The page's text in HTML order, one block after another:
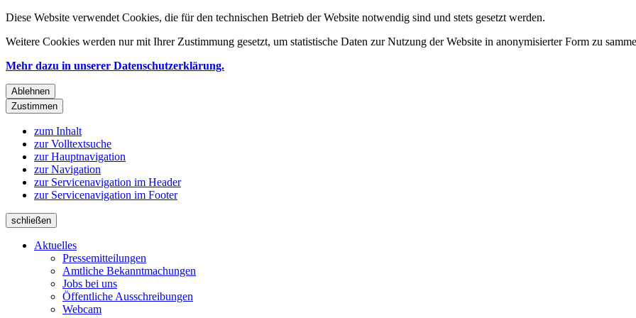
Diese Website verwendet Cookies, die für den technischen Betrieb der Website notwendig sind und stets gesetzt werden.
Weitere Cookies werden nur mit Ihrer Zustimmung gesetzt, um statistische Daten zur Nutzung der Website in anonymisierter Form zu
Mehr dazu in unserer Datenschutzerklärung.
Ablehnen
Zustimmen
zum Inhalt
zur Volltextsuche
zur Hauptnavigation
zur Navigation
zur Servicenavigation im Header
zur Servicenavigation im Footer
schließen
Aktuelles
Pressemitteilungen
Amtliche Bekanntmachungen
Jobs bei uns
Öffentliche Ausschreibungen
Webcam